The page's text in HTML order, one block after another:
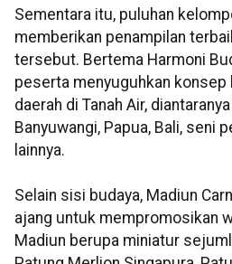
Sementara itu, puluhan
memberikan penampilan
tersebut. Bertema Harmoni
peserta menyuguhkan konsep
daerah di Tanah Air,
Banyuwangi, Papua, Bali, seni
lainnya.
Selain sisi budaya, Madiun
ajang untuk mempromosikan
Madiun berupa miniatur